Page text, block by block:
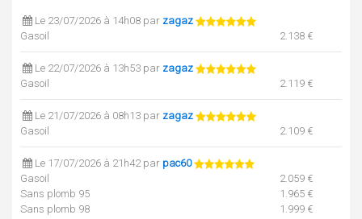
Le 23/07/2026 à 14h08 par zagaz
Gasoil
2.138 €
Le 22/07/2026 à 13h53 par zagaz
Gasoil
2.119 €
Le 21/07/2026 à 08h13 par zagaz
Gasoil
2.109 €
Le 17/07/2026 à 21h42 par pac60
Gasoil
2.059 €
Sans plomb 95
1.965 €
Sans plomb 98
1.999 €